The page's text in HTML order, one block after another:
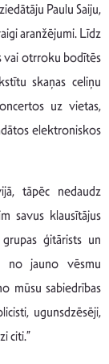
Paulu Saiju,
aranžējumi. Līdz
vai otrroku bodītēs
skaņas celiņu
uz vietas,
elektroniskos
tāpēc nedaudz
savus klausītājus
ģitārists un
no jauno vēsmu
mūsu sabiedrības
ugunsdzēsēji,
citi.”